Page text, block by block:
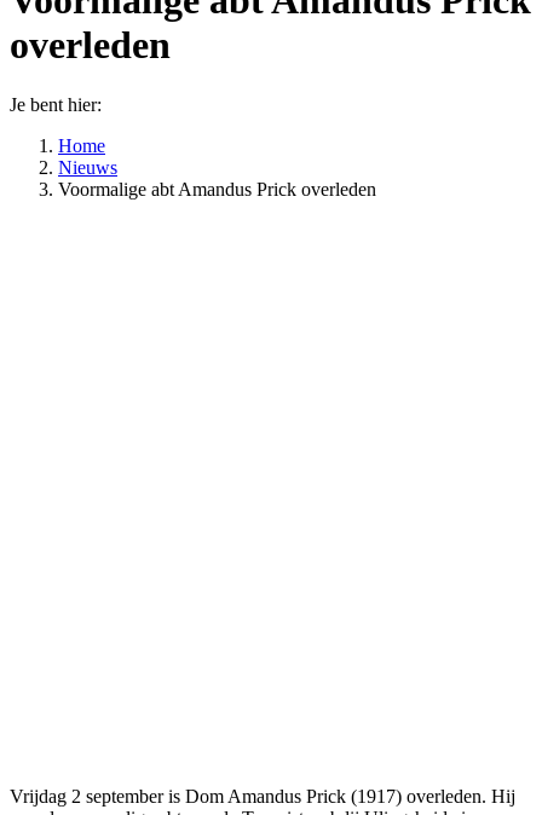
overleden
Je bent hier:
Home
Nieuws
Voormalige abt Amandus Prick overleden
Vrijdag 2 september is Dom Amandus Prick (1917) overleden. Hij